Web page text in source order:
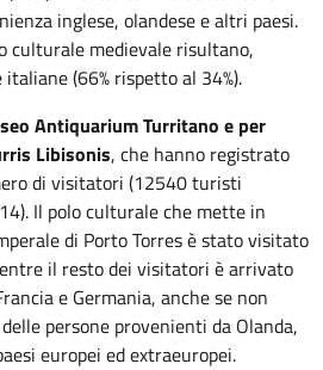
inglese, olandese e altri paesi.
culturale medievale risultano,
(66% rispetto al 34%).
Antiquarium Turritano e per
Libisonis, che hanno registrato
di visitatori (12540 turisti
Il polo culturale che mette in
di Porto Torres è stato visitato
il resto dei visitatori è arrivato
e Germania, anche se non
persone provenienti da Olanda,
europei ed extraeuropei.